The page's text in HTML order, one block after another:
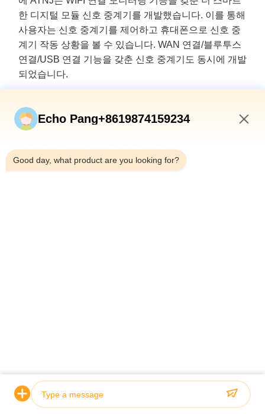
한 디지털 모듈 신호 중계기를 개발했습니다. 이를 통해
사용자는 신호 중계기를 제어하고 휴대폰으로 신호 중
계기 작동 상황을 볼 수 있습니다. WAN 연결/블루투스
연결/USB 연결 기능을 갖춘 신호 중계기도 동시에 개발
되었습니다.
성공적으로 출시되었습니다. 또한 ATNJ는 신호 부스터
를 아날로그 모듈에서 디지털 모듈로 업그레이드하기
터, 무선 신호 중계기, 실내 신호 분배 시스템)을 WIFI 연
결, WAN 포트, USB 포트 및 SIM 카드로 작동 및 제어
Echo Pang+8619874159234
Good day, what product are you looking for?